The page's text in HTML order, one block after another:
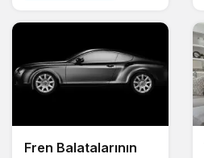
Fren Balatalarının